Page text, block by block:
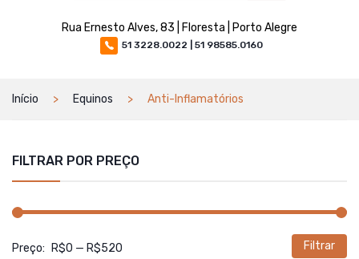
MATERIAIS E EQUIPAMENTOS
Rua Ernesto Alves, 83 | Floresta | Porto Alegre
51 3228.0022 | 51 98585.0160
Início Equinos Anti-Inflamatórios
FILTRAR POR PREÇO
Filtrar
Preço: R$0 — R$520